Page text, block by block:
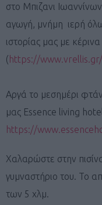
στο Μπιζανι
αγωγή, μνήμη ιερή
ιστορίας μας με
( https://www.vrellis.gr/
Αργά το μεσημέρι
μας Essence living
https://
Χαλαρώστε στην
γυμναστήριο του. Το
των 5 χλμ.